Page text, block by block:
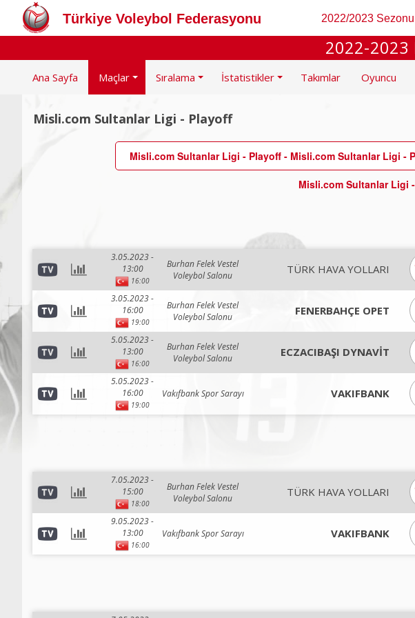
Türkiye Voleybol Federasyonu 2022/2023 Sezonu
2022-
Ana Sayfa Maçlar Sıralama İstatistikler Takımlar Oyuncu
Misli.com Sultanlar Ligi - Playoff
Misli.com Sultanlar Ligi - Playoff - Misli.com Sultanlar Ligi -
Misli.com Sultanlar Ligi
3.05.2023 -
13:00
16:00
Burhan Felek Vestel
Voleybol Salonu
TÜRK HAVA YOLLARI
3.05.2023 -
16:00
19:00
Burhan Felek Vestel
Voleybol Salonu
FENERBAHÇE OPET
5.05.2023 -
13:00
16:00
Burhan Felek Vestel
Voleybol Salonu
ECZACIBAŞI DYNAVİT
5.05.2023 -
16:00
19:00
Vakıfbank Spor Sarayı VAKIFBANK
7.05.2023 -
15:00
18:00
Burhan Felek Vestel
Voleybol Salonu
TÜRK HAVA YOLLARI
9.05.2023 -
13:00
16:00
Vakıfbank Spor Sarayı VAKIFBANK